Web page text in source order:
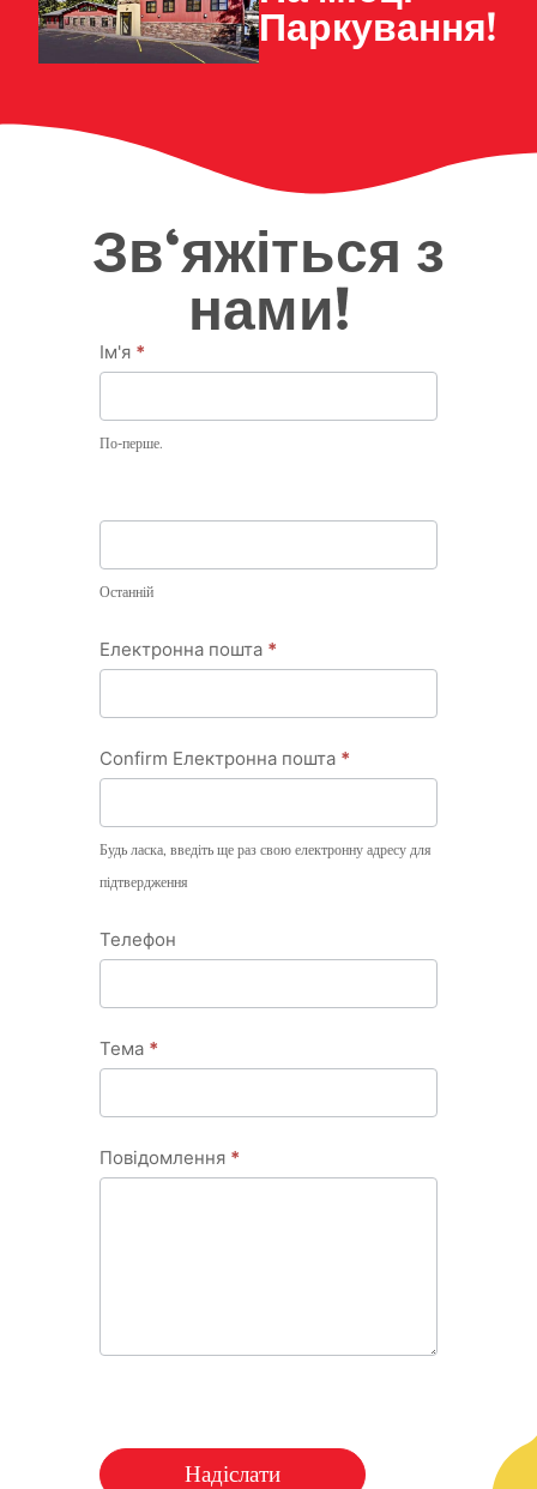
Паркування!
Зв'яжіться з
нами!
Зв'яжіться
з нами
Ім'я *
По-перше.
Останній
Електронна пошта *
Confirm Електронна пошта *
Будь ласка, введіть ще раз свою електронну адресу для
підтвердження
Телефон
Тема *
Повідомлення *
Надіслати